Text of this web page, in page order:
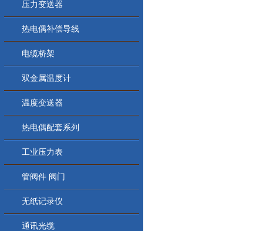
压力变送器
热电偶补偿导线
电缆桥架
双金属温度计
温度变送器
热电偶配套系列
工业压力表
管阀件 阀门
无纸记录仪
通讯光缆